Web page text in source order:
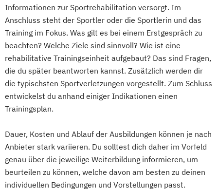
Informationen zur Sportrehabilitation versorgt. Im
Anschluss steht der Sportler oder die Sportlerin und das
Training im Fokus. Was gilt es bei einem Erstgespräch zu
beachten? Welche Ziele sind sinnvoll? Wie ist eine
rehabilitative Trainingseinheit aufgebaut? Das sind Fragen,
die du später beantworten kannst. Zusätzlich werden dir
die typischsten Sportverletzungen vorgestellt. Zum Schluss
entwickelst du anhand einiger Indikationen einen
Trainingsplan.
Dauer, Kosten und Ablauf der Ausbildungen können je nach
Anbieter stark variieren. Du solltest dich daher im Vorfeld
genau über die jeweilige Weiterbildung informieren, um
beurteilen zu können, welche davon am besten zu deinen
individuellen Bedingungen und Vorstellungen passt.